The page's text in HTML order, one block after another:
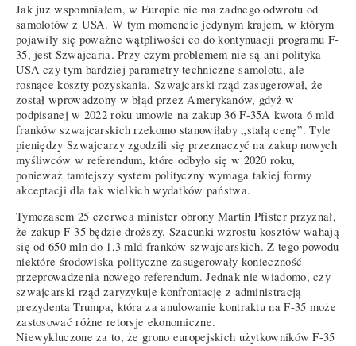
Jak już wspomniałem, w Europie nie ma żadnego odwrotu od
samolotów z USA. W tym momencie jedynym krajem, w którym
pojawiły się poważne wątpliwości co do kontynuacji programu F-
35, jest Szwajcaria. Przy czym problemem nie są ani polityka
USA czy tym bardziej parametry techniczne samolotu, ale
rosnące koszty pozyskania. Szwajcarski rząd zasugerował, że
został wprowadzony w błąd przez Amerykanów, gdyż w
podpisanej w 2022 roku umowie na zakup 36 F-35A kwota 6 mld
franków szwajcarskich rzekomo stanowiłaby „stałą cenę”. Tyle
pieniędzy Szwajcarzy zgodzili się przeznaczyć na zakup nowych
myśliwców w referendum, które odbyło się w 2020 roku,
ponieważ tamtejszy system polityczny wymaga takiej formy
akceptacji dla tak wielkich wydatków państwa.
Tymczasem 25 czerwca minister obrony Martin Pfister przyznał,
że zakup F-35 będzie droższy. Szacunki wzrostu kosztów wahają
się od 650 mln do 1,3 mld franków szwajcarskich. Z tego powodu
niektóre środowiska polityczne zasugerowały konieczność
przeprowadzenia nowego referendum. Jednak nie wiadomo, czy
szwajcarski rząd zaryzykuje konfrontację z administracją
prezydenta Trumpa, która za anulowanie kontraktu na F-35 może
zastosować różne retorsje ekonomiczne.
Niewykluczone za to, że grono europejskich użytkowników F-35